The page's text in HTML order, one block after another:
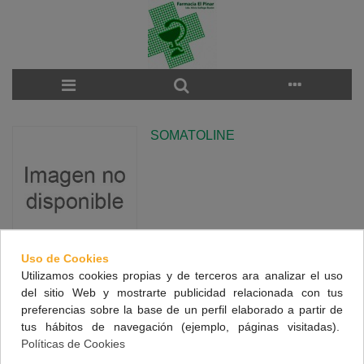
SOMATOLINE
There are no products on the category.
NUESTRA FARMACIA
Uso de Cookies
Utilizamos cookies propias y de terceros ara analizar el uso
del sitio Web y mostrarte publicidad relacionada con tus
preferencias sobre la base de un perfil elaborado a partir de
tus hábitos de navegación (ejemplo, páginas visitadas).
Políticas de Cookies